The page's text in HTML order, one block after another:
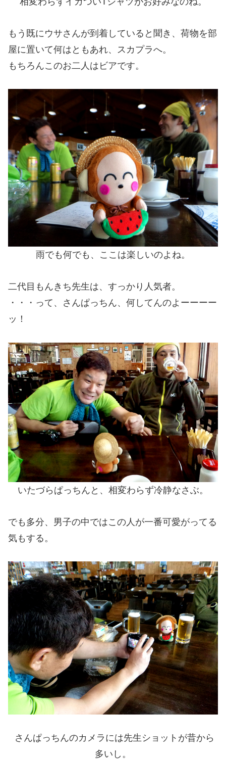
もう既にウサさんが到着していると聞き、荷物を部
屋に置いて何はともあれ、スカプラへ。
もちろんこのお二人はビアです。
雨でも何でも、ここは楽しいのよね。
二代目もんきち先生は、すっかり人気者。
・・・って、さんぱっちん、何してんのよーーーー
ッ！
いたづらぱっちんと、相変わらず冷静なさぶ。
でも多分、男子の中ではこの人が一番可愛がってる
気もする。
さんぱっちんのカメラには先生ショットが昔から
多いし。